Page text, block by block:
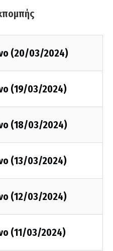
(20/03/2024)
(19/03/2024)
(18/03/2024)
(13/03/2024)
(12/03/2024)
(11/03/2024)